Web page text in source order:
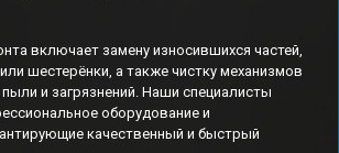
включает замену износившихся частей,
шестерёнки, а также чистку механизмов
и загрязнений. Наши специалисты
оборудование и
качественный и быстрый